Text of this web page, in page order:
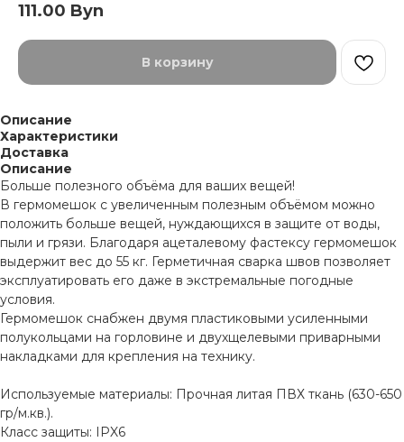
111.00 Byn
В корзину
Описание
Характеристики
Доставка
Описание
Больше полезного объёма для ваших вещей!
В гермомешок с увеличенным полезным объёмом можно
положить больше вещей, нуждающихся в защите от воды,
пыли и грязи. Благодаря ацеталевому фастексу гермомешок
выдержит вес до 55 кг. Герметичная сварка швов позволяет
эксплуатировать его даже в экстремальные погодные
условия.
Гермомешок снабжен двумя пластиковыми усиленными
полукольцами на горловине и двухщелевыми приварными
накладками для крепления на технику.
Используемые материалы: Прочная литая ПВХ ткань (630-650
гр/м.кв.).
Класс защиты: IPX6